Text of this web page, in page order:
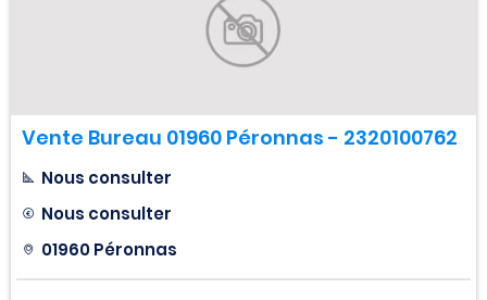
Vente Bureau 01960 Péronnas - 2320100762
Nous consulter
Nous consulter
01960 Péronnas